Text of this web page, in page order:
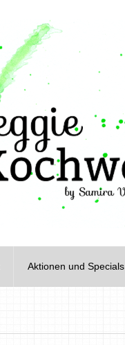
Aktionen und Specials